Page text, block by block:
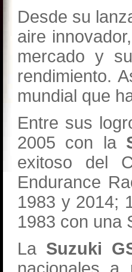
Desde su
aire
mercado y
rendimiento.
mundial que
Entre sus
2005 con la
exitoso del
Endurance
1983 y 2014;
1983 con una
La Suzuki